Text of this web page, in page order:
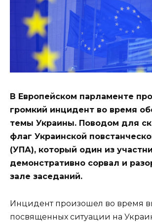
В Европейском парламенте
громкий инцидент во время
темы Украины. Поводом для
флаг Украинской
(УПА), который один из
демонстративно сорвал и
зале заседаний.
Инцидент произошел во время
посвященных ситуации на